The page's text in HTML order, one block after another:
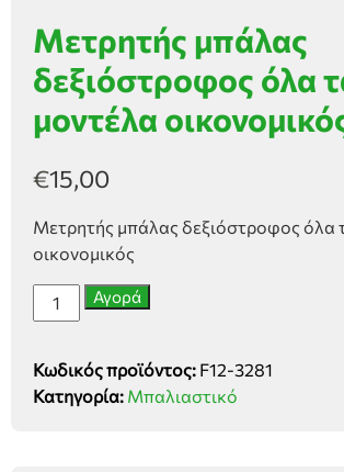
Μετρητής μπάλας
δεξιόστροφος όλα
μοντέλα
€15,00
Μετρητής μπάλας δεξιόστροφος όλα
οικονομικός
Μετρητής
μπάλας
όλα
τα
Αγορά
Κωδικός προϊόντος: F12-3281
Κατηγορία: Μπαλιαστικό